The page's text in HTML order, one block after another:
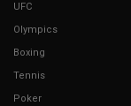
UFC
Olympics
Boxing
Tennis
Poker